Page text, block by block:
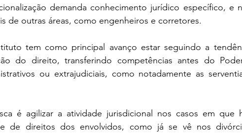
demanda conhecimento jurídico específico, e
de outras áreas, como engenheiros e corretores.
tem como principal avanço estar seguindo a
do direito, transferindo competências antes do
ou extrajudiciais, como notadamente as
é agilizar a atividade jurisdicional nos casos em que
de direitos dos envolvidos, como já se vê nos